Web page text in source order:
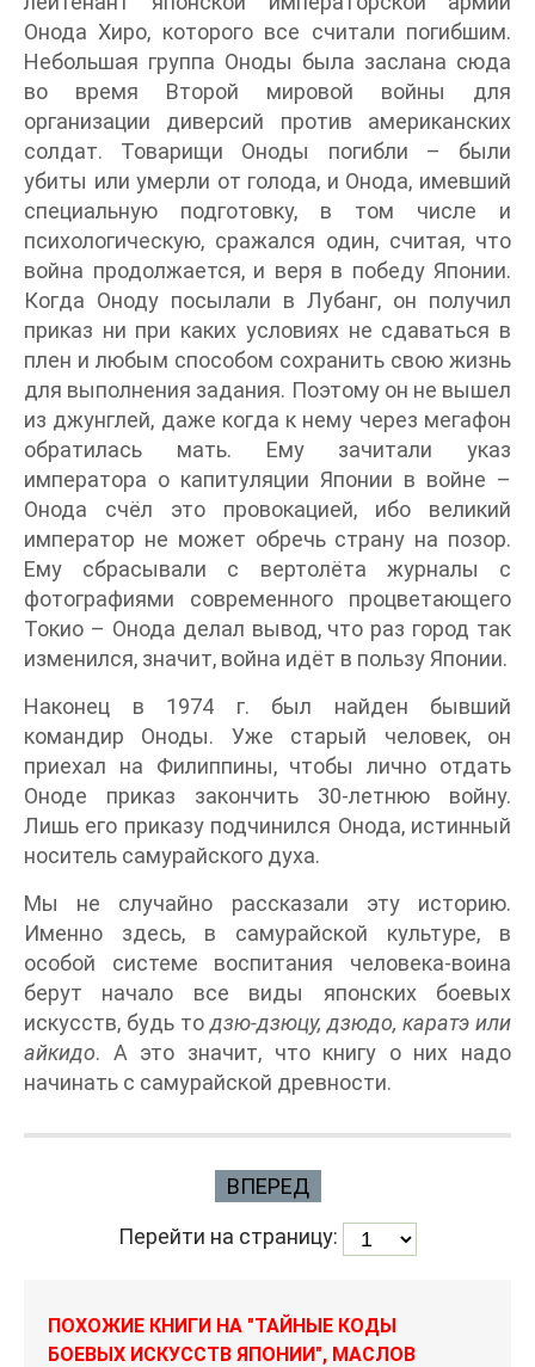
Онода Хиро, которого все считали погибшим.
Небольшая группа Оноды была заслана сюда
во время Второй мировой войны для
организации диверсий против американских
солдат. Товарищи Оноды погибли – были
убиты или умерли от голода, и Онода, имевший
специальную подготовку, в том числе и
психологическую, сражался один, считая, что
война продолжается, и веря в победу Японии.
Когда Оноду посылали в Лубанг, он получил
приказ ни при каких условиях не сдаваться в
плен и любым способом сохранить свою жизнь
для выполнения задания. Поэтому он не вышел
из джунглей, даже когда к нему через мегафон
обратилась мать. Ему зачитали указ
императора о капитуляции Японии в войне –
Онода счёл это провокацией, ибо великий
император не может обречь страну на позор.
Ему сбрасывали с вертолёта журналы с
фотографиями современного процветающего
Токио – Онода делал вывод, что раз город так
изменился, значит, война идёт в пользу Японии.
Наконец в 1974 г. был найден бывший
командир Оноды. Уже старый человек, он
приехал на Филиппины, чтобы лично отдать
Оноде приказ закончить 30-летнюю войну.
Лишь его приказу подчинился Онода, истинный
носитель самурайского духа.
Мы не случайно рассказали эту историю.
Именно здесь, в самурайской культуре, в
особой системе воспитания человека-воина
берут начало все виды японских боевых
искусств, будь то дзю-дзюцу, дзюдо, каратэ или
айкидо. А это значит, что книгу о них надо
начинать с самурайской древности.
ВПЕРЕД
Перейти на страницу:
ПОХОЖИЕ КНИГИ НА "ТАЙНЫЕ КОДЫ
БОЕВЫХ ИСКУССТВ ЯПОНИИ", МАСЛОВ